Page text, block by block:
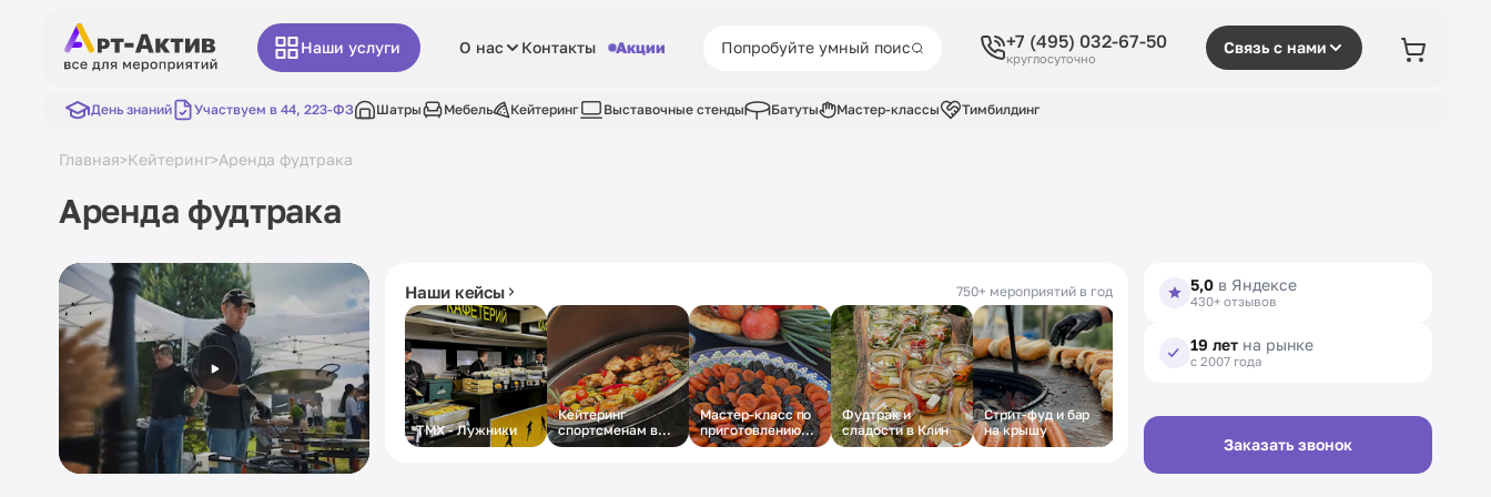
Наши услуги О нас Контакты Акции +7 (495) 032-67-50
круглосуточно
Связь с нами
День знаний Участвуем в 44, 223-ФЗ Шатры Мебель Кейтеринг Выставочные стенды Батуты Мастер-классы Тимбилдинг
Главная>Кейтеринг>Аренда фудтрака
Аренда фудтрака
Наши кейсы 750+ мероприятий в год
ТМХ - Лужники
Кейтеринг
спортсменам в
Лужниках
Мастер-класс по
приготовлению
плова
Фудтрак и
сладости в Клин
Стрит-фуд и бар
на крышу
Фуршет на
открытие
выставки в музее
5,0 в Яндексе
430+ отзывов
19 лет на рынке
с 2007 года
Заказать звонок